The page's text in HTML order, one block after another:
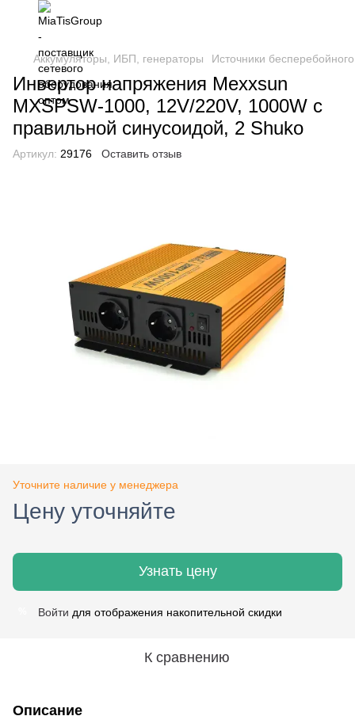
Аккумуляторы, ИБП, генераторы Источники
Инвертор напряжения Mexxsun
MXSPSW-1000, 12V/220V, 1000W с
правильной синусоидой, 2 Shuko
Артикул: 29176 Оставить отзыв
Уточните наличие у менеджера
Цену уточняйте
Узнать цену
Войти для отображения накопительной скидки
К сравнению
Описание